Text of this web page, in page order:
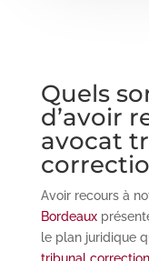
Quels
d’avoir
avocat
Avoir recours à
Bordeaux
le plan juridique